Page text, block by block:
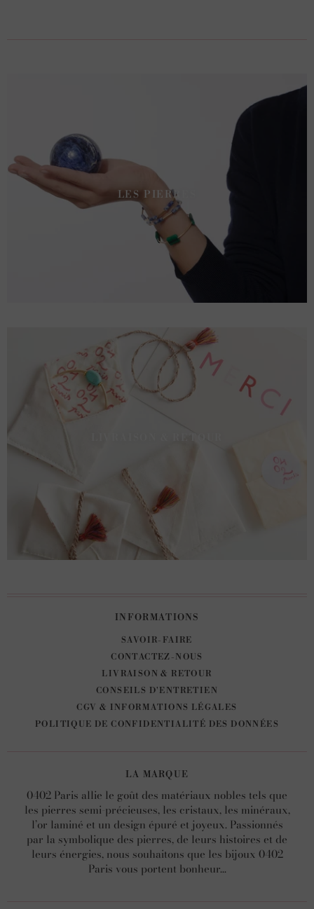
LES PIERRES
INFORMATIONS
SAVOIR-FAIRE
CONTACTEZ-NOUS
LIVRAISON & RETOUR
CONSEILS D'ENTRETIEN
CGV & INFORMATIONS LÉGALES
POLITIQUE DE CONFIDENTIALITÉ DES DONNÉES
LA MARQUE
0402 Paris allie le goût des matériaux nobles tels que
les pierres semi-précieuses, les cristaux, les minéraux,
l’or laminé et un design épuré et joyeux. Passionnés
par la symbolique des pierres, de leurs histoires et de
leurs énergies, nous souhaitons que les bijoux 0402
Paris vous portent bonheur...